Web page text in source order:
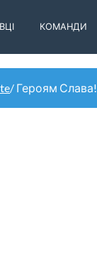
КОМАНДИ
/ Героям Слава!